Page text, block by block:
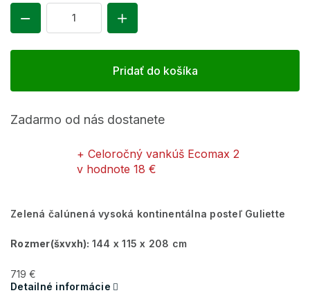
Pridať do košíka
Zadarmo od nás dostanete
+ Celoročný vankúš Ecomax 2
v hodnote 18 €
Zelená čalúnená vysoká kontinentálna posteľ Guliette
Rozmer(šxvxh): 144 x 115 x 208 cm
719 €
Detailné informácie